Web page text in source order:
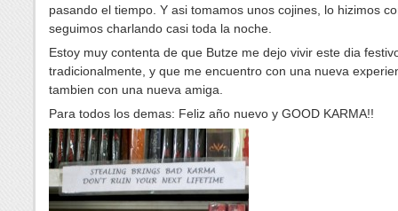
pasando el tiempo. Y asi tomamos unos cojines, lo hizimos
seguimos charlando casi toda la noche.
Estoy muy contenta de que Butze me dejo vivir este dia
tradicionalmente, y que me encuentro con una nueva
tambien con una nueva amiga.
Para todos los demas: Feliz año nuevo y GOOD KARMA!!